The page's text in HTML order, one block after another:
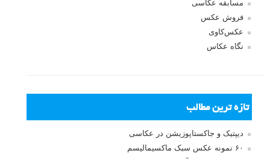
مسابقه عکاسی
فروش عکس
عکس‌کاوی
نگاه عکاس
تازه ترین مطالب
دیپتیک و جاکستا‌پوزیشن در عکاسی
۶۰ نمونه عکس سبک ماکسیمالیسم